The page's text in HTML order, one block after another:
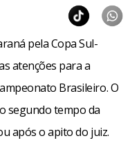
pela Copa Sul-
atenções para a
Brasileiro. O
segundo tempo da
após o apito do juiz.